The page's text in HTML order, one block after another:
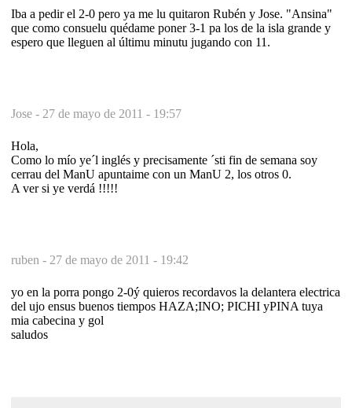
Iba a pedir el 2-0 pero ya me lu quitaron Rubén y Jose. "Ansina"
que como consuelu quédame poner 3-1 pa los de la isla grande y
espero que lleguen al últimu minutu jugando con 11.
Jose - 27 de mayo de 2011 - 19:57
Hola,
Como lo mío ye´l inglés y precisamente ´sti fin de semana soy
cerrau del ManU apuntaime con un ManU 2, los otros 0.
A ver si ye verdá !!!!!
ruben - 27 de mayo de 2011 - 19:42
yo en la porra pongo 2-0ý quieros recordavos la delantera electrica
del ujo ensus buenos tiempos HAZA;INO; PICHI yPINA tuya
mia cabecina y gol
saludos